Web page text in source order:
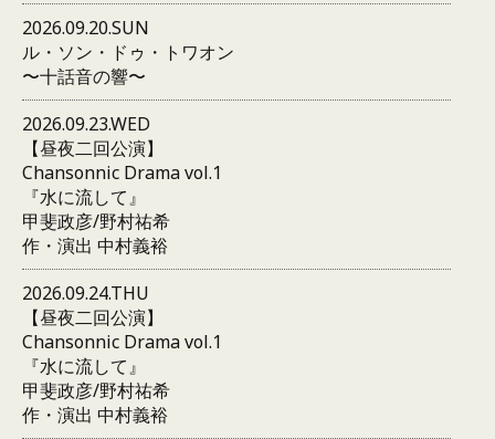
2026.09.20.SUN
ル・ソン・ドゥ・トワオン
〜十話音の響〜
2026.09.23.WED
【昼夜二回公演】
Chansonnic Drama vol.1
『水に流して』
甲斐政彦/野村祐希
作・演出 中村義裕
2026.09.24.THU
【昼夜二回公演】
Chansonnic Drama vol.1
『水に流して』
甲斐政彦/野村祐希
作・演出 中村義裕